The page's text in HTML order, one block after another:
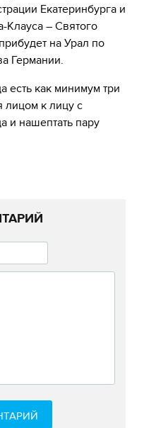
Екатеринбурга и
Клауса – Святого
на Урал по
Германии.
есть как минимум три
лицом к лицу с
и нашептать пару